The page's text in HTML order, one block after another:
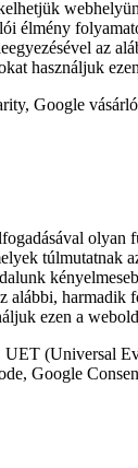
élmény
az
használjuk
Google
olyan
túlmutatnak
alábbi, harmadik
ezen a
UET (Universal
Google